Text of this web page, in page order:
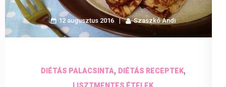
12 augusztus 2016 Szaszkó Andi
DIÉTÁS PALACSINTA, DIÉTÁS RECEPTEK,
LISZTMENTES ÉTELEK